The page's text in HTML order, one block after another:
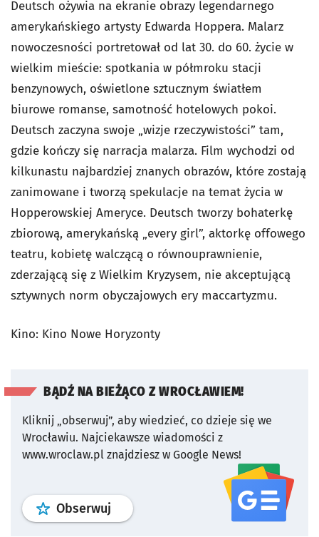
Deutsch ożywia na ekranie obrazy legendarnego
amery­kańskiego artysty Edwarda Hoppera. Malarz
nowoczesno­ści portretował od lat 30. do 60. życie w
wielkim mieście: spotkania w półmroku stacji
benzynowych, oświetlone sztucznym światłem
biurowe romanse, samotność hotelo­wych pokoi.
Deutsch zaczyna swoje „wizje rzeczywistości” tam,
gdzie kończy się narracja malarza. Film wycho­dzi od
kilkunastu najbardziej znanych obrazów, które zostają
zanimowane i tworzą spekulacje na temat życia w
Hopperowskiej Ameryce. Deutsch tworzy bohaterkę
zbiorową, amerykańską „every girl”, aktorkę offowego
teatru, kobietę walczącą o równouprawnienie,
zderzającą się z Wielkim Kryzysem, nie akceptującą
sztywnych norm obyczajowych ery maccartyzmu.
Kino: Kino Nowe Horyzonty
BĄDŹ NA BIEŻĄCO Z WROCŁAWIEM!
Kliknij „obserwuj”, aby wiedzieć, co dzieje się we
Wrocławiu. Najciekawsze wiadomości z
www.wroclaw.pl znajdziesz w Google News!
Obserwuj profil serwisu